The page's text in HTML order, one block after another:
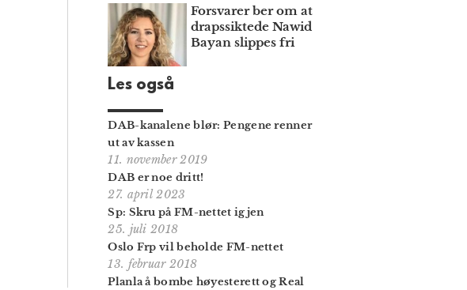
Forsvarer ber om at
draps­siktede Nawid
Bayan slippes fri
Les også
DAB-kanalene blør: Pengene renner
ut av kassen
11. november 2019
DAB er noe dritt!
27. april 2023
Sp: Skru på FM-nettet igjen
25. juli 2018
Oslo Frp vil beholde FM-nettet
13. februar 2018
Planla å bombe høyesterett og Real